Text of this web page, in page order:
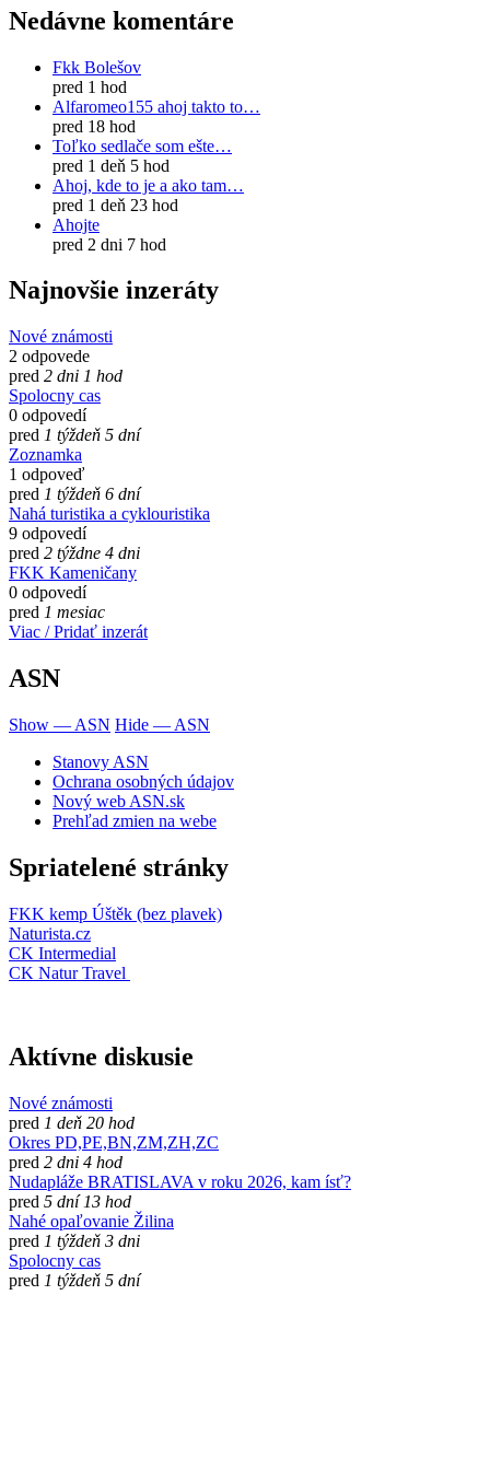
Nedávne komentáre
Fkk Bolešov
pred 1 hod
Alfaromeo155 ahoj takto to…
pred 18 hod
Toľko sedlače som ešte…
pred 1 deň 5 hod
Ahoj, kde to je a ako tam…
pred 1 deň 23 hod
Ahojte
pred 2 dni 7 hod
Najnovšie inzeráty
Nové známosti
2 odpovede
pred 2 dni 1 hod
Spolocny cas
0 odpovedí
pred 1 týždeň 5 dní
Zoznamka
1 odpoveď
pred 1 týždeň 6 dní
Nahá turistika a cyklouristika
9 odpovedí
pred 2 týždne 4 dni
FKK Kameničany
0 odpovedí
pred 1 mesiac
Viac / Pridať inzerát
ASN
Show — ASN Hide — ASN
Stanovy ASN
Ochrana osobných údajov
Nový web ASN.sk
Prehľad zmien na webe
Spriatelené stránky
FKK kemp Úštěk (bez plavek)
Naturista.cz
CK Intermedial
CK Natur Travel
Aktívne diskusie
Nové známosti
pred 1 deň 20 hod
Okres PD,PE,BN,ZM,ZH,ZC
pred 2 dni 4 hod
Nudapláže BRATISLAVA v roku 2026, kam ísť?
pred 5 dní 13 hod
Nahé opaľovanie Žilina
pred 1 týždeň 3 dni
Spolocny cas
pred 1 týždeň 5 dní